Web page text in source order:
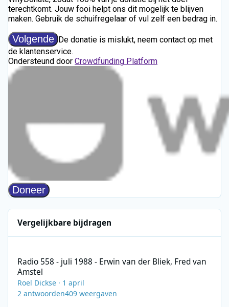
Vergelijkbare bijdragen
Radio 558 - juli 1988 - Erwin van der Bliek, Fred van
Amstel
Roel Dickse · 1 april
2 antwoorden409 weergaven